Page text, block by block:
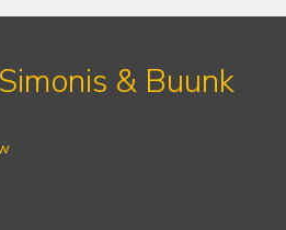
& Buunk